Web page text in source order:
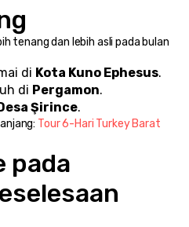
tenang dan lebih asli pada bulan
di Kota Kuno Ephesus.
di Pergamon.
Şirince.
Tour 6-Hari Turkey Barat
pada